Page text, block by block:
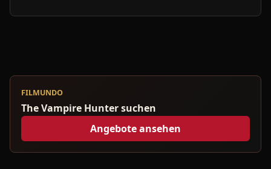
FILMUNDO
The Vampire Hunter suchen
Angebote ansehen